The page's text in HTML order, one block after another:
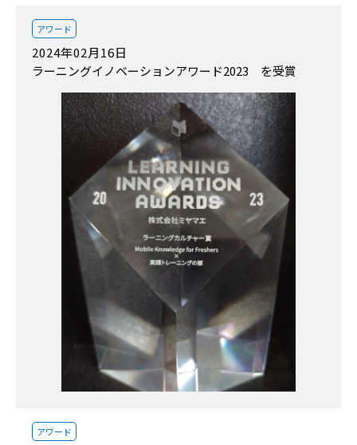
2024年02月16日
アワード
ラーニングイノベーションアワード2023 を受賞
アワード